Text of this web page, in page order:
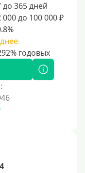
до 365 дней
000 до 100 000 ₽
4